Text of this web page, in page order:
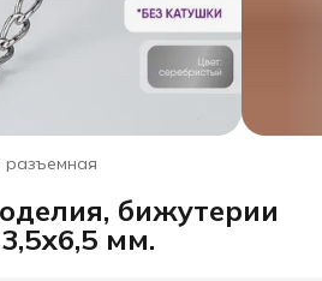
разъемная
бижутерии
мм.